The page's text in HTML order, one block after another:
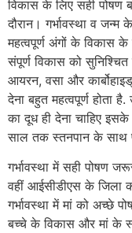
विकास के लिए सही पोषण
दौरान। गर्भावस्था व
महत्वपूर्ण अंगों के विकास के
संपूर्ण विकास को
आयरन, वसा और
देना बहुत महत्वपूर्ण होता
का दूध ही देना चाहिए
साल तक स्तनपान के साथ
गर्भावस्था में सही पोषण
वहीं आईसीडीएस के जिला
गर्भावस्था में मां को अच्छे
बच्चे के विकास और मां के